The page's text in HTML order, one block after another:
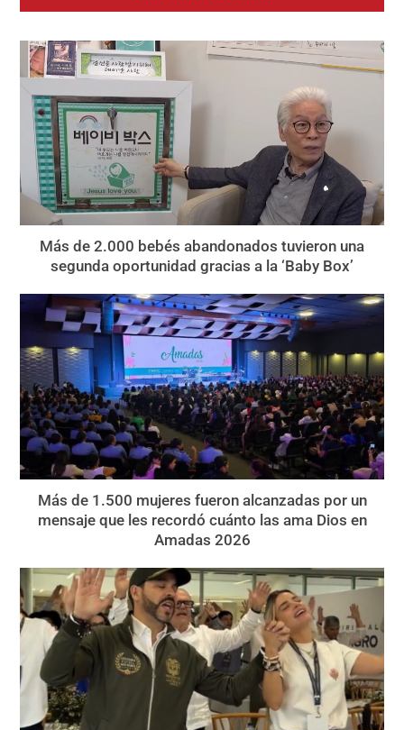
Más de 2.000 bebés abandonados tuvieron una
segunda oportunidad gracias a la ‘Baby Box’
Más de 1.500 mujeres fueron alcanzadas por un
mensaje que les recordó cuánto las ama Dios en
Amadas 2026